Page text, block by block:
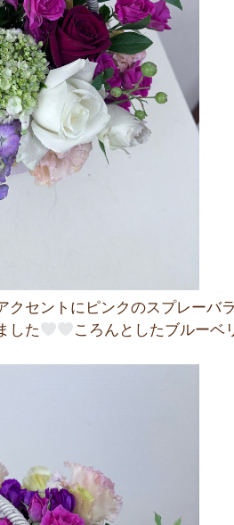
クセントにピンクのスプレーバ
した
ころんとしたブルーベ